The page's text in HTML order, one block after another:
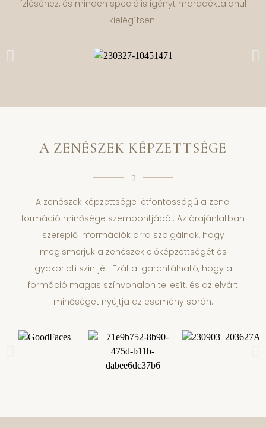
ízléséhez, és minden speciális igényt maradéktalanul
kielégítsen.
A ZENÉSZEK KÉPZETTSÉGE
A zenészek képzettsége létfontosságú a zenei
formáció minősége szempontjából. Az árajánlatban
szereplő információk arra szolgálnak, hogy
megismerjük a zenészek előképzettségét és
gyakorlati szintjét. Ezáltal garantálható, hogy a
formáció magas színvonalon teljesít, és az elvárt
minőséget nyújtja az esemény során.